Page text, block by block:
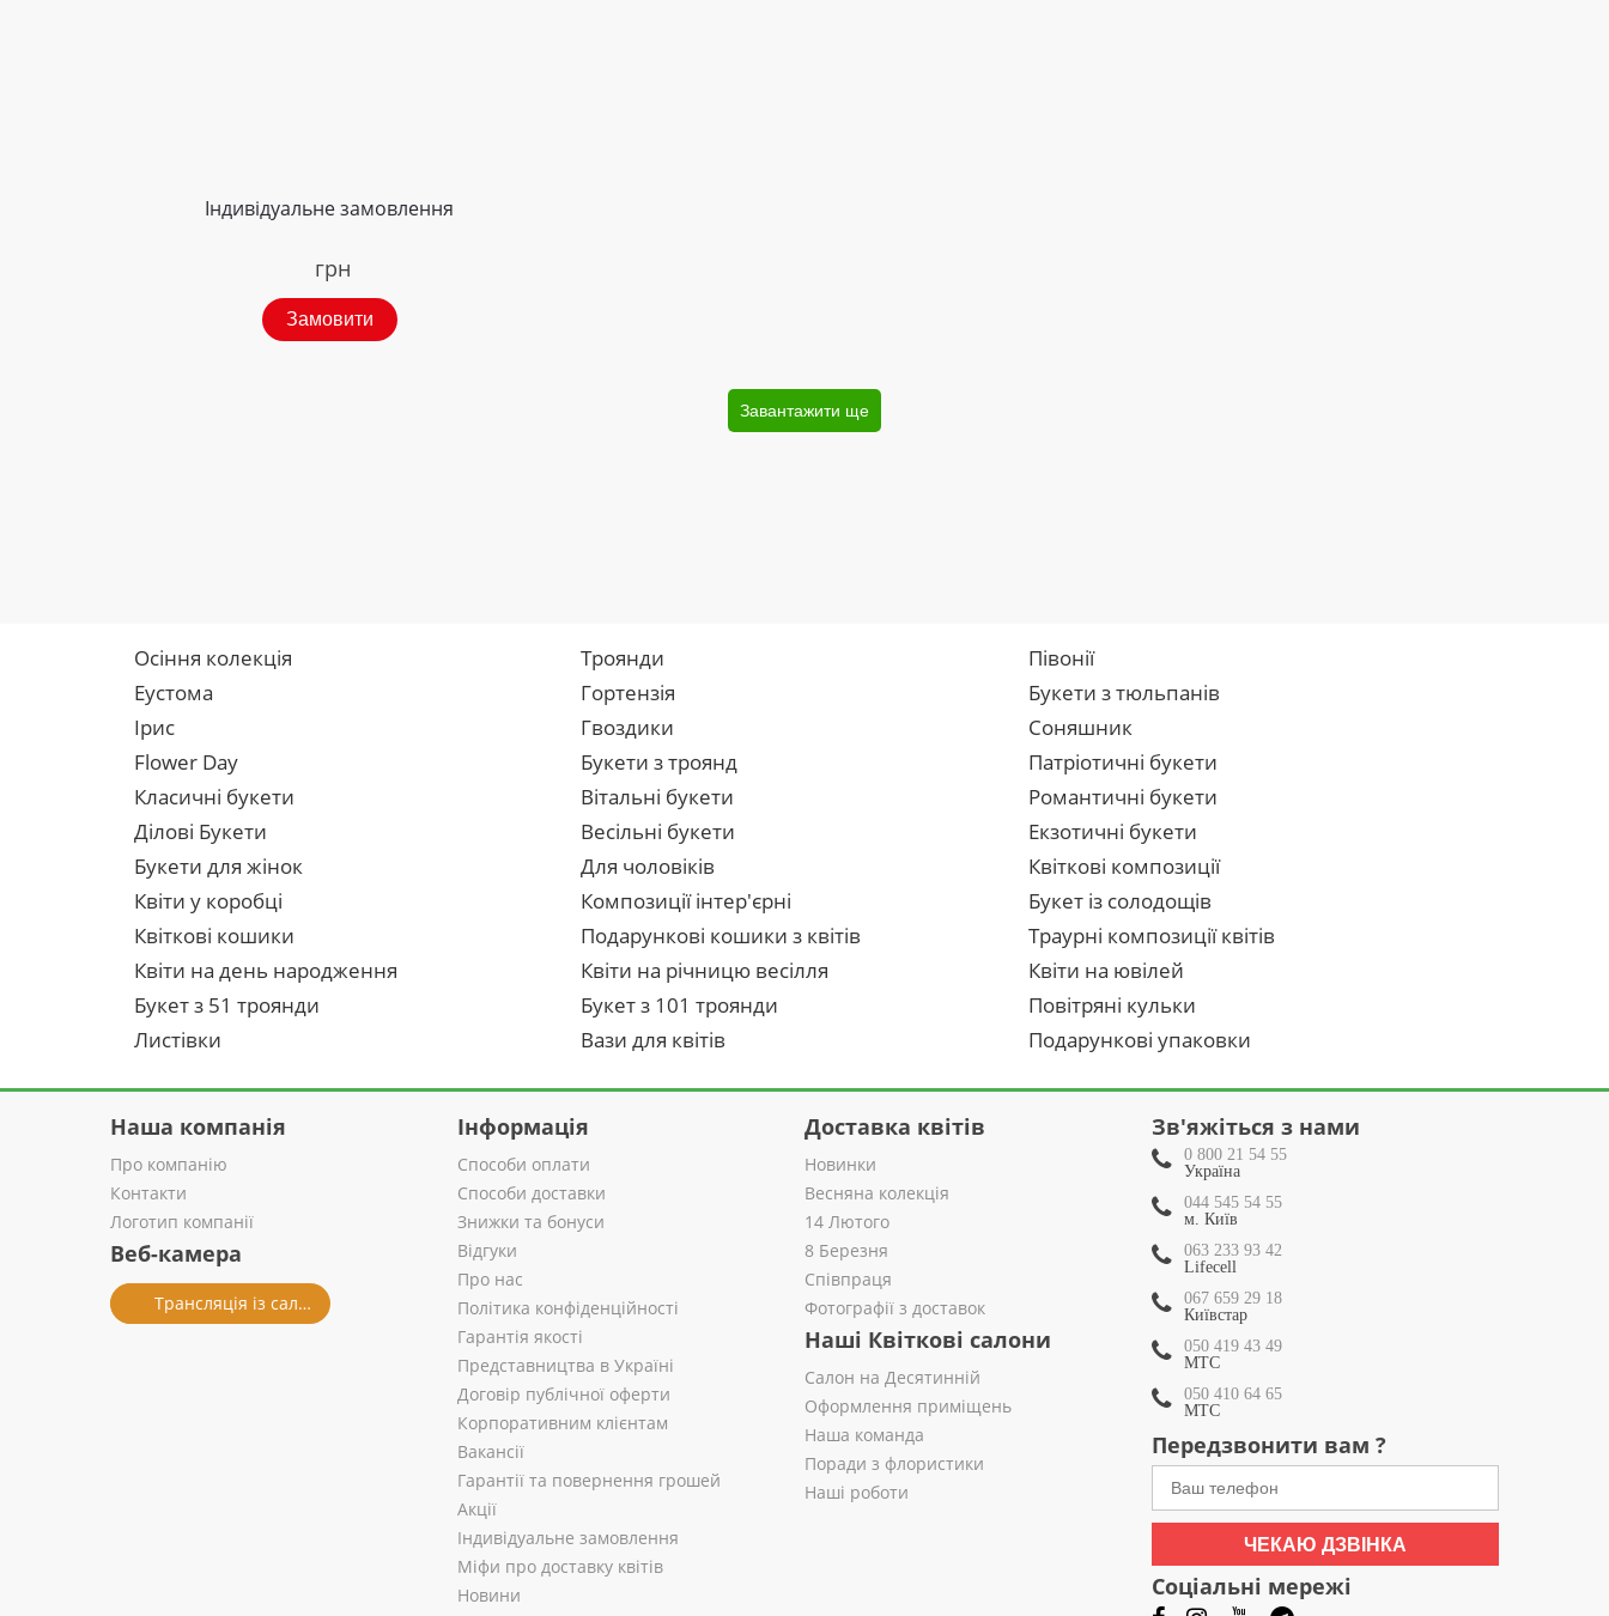
Індивідуальне замовлення
грн
Замовити
Завантажити ще
Осіння колекція Троянди
Півонії
Еустома
Гортензія
Букети з тюльпанів
Ірис
Гвоздики
Соняшник
Flower Day
Букети з троянд
Патріотичні букети
Класичні букети
Вітальні букети
Романтичні букети
Ділові Букети
Весільні букети
Екзотичні букети
Букети для жінок
Для чоловіків
Квіткові композиції
Квіти у коробці
Композиції інтер'єрні
Букет із солодощів
Квіткові кошики
Подарункові кошики з квітів
Траурні композиції квітів
Квіти на день народження
Квіти на річницю весілля
Квіти на ювілей
Букет з 51 троянди
Букет з 101 троянди
Повітряні кульки
Листівки
Вази для квітів Подарункові упаковки
Наша компанія
Про компанію
Контакти
Логотип компанії
Веб-камера
Трансляція із салону
Інформація
Способи оплати
Способи доставки
Знижки та бонуси
Відгуки
Про нас
Політика конфіденційності
Гарантія якості
Представництва в Україні
Договір публічної оферти
Корпоративним клієнтам
Вакансії
Гарантії та повернення грошей
Акції
Індивідуальне замовлення
Міфи про доставку квітів
Новини
Доставка квітів
Новинки
Весняна колекція
14 Лютого
8 Березня
Співпраця
Фотографії з доставок
Наші Квіткові салони
Салон на Десятинній
Оформлення приміщень
Наша команда
Поради з флористики
Наші роботи
Зв'яжіться з нами
0 800 21 54 55
Україна
044 545 54 55
м. Київ
063 233 93 42
Lifecell
067 659 29 18
Київстар
050 419 43 49
МТС
050 410 64 65
МТС
Передзвонити вам ?
ЧЕКАЮ ДЗВІНКА
Соціальні мережі